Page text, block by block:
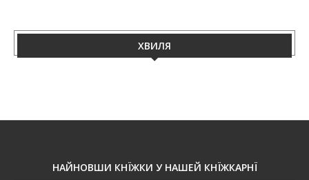
ХВИЛЯ
НАЙНОВШИ КНЇЖКИ У НАШЕЙ КНЇЖКАРНЇ